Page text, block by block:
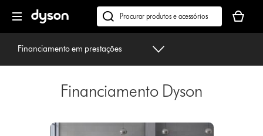
seguinte
Pesquisar
em
dyson.pt
seu
cesto
Financiamento em prestações
Financiamento Dyson